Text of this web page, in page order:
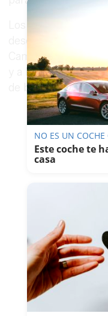
Campo de Fútbol,
y a la calle
de bombeo.
NO ES UN COCHE
Este coche te
casa